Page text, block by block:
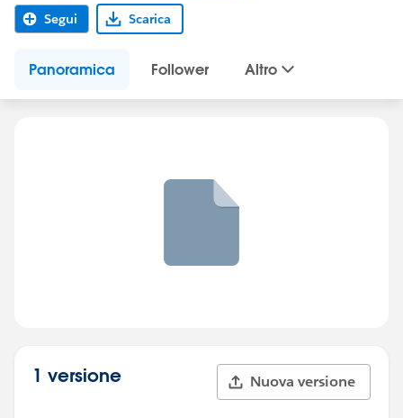
Segui Scarica
Panoramica Follower Altro
1 versione Nuova versione